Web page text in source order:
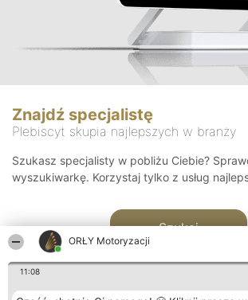
ORŁY Motoryzacji
11:08
Znajdź specjalistę
Plebiscyt skupia najlepszych w branży
Szukasz specjalisty w pobliżu Ciebie?
wyszukiwarkę. Korzystaj tylko z usług
Szukaj